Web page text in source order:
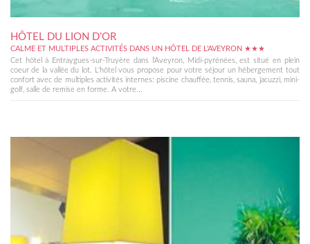
HÔTEL DU LION D’OR
CALME ET MULTIPLES ACTIVITÉS DANS UN HÔTEL DE L'AVEYRON ★★★
Cet hôtel à Entraygues-sur-Truyère dans l'Aveyron, Midi-pyrénées, est situé en plein
coeur de la vallée du lot. L'hôtel vous propose pour votre séjour un hébergement tout
confort avec de multiples activités internes: piscine chauffée, tennis, sauna, jacuzzi, mini-
golf, salle de remise en forme. A votre...